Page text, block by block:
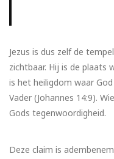
Jezus is dus zelf de
zichtbaar. Hij is de plaats
is het heiligdom waar
Vader (Johannes 14:9).
Gods tegenwoordigheid.
Deze claim is